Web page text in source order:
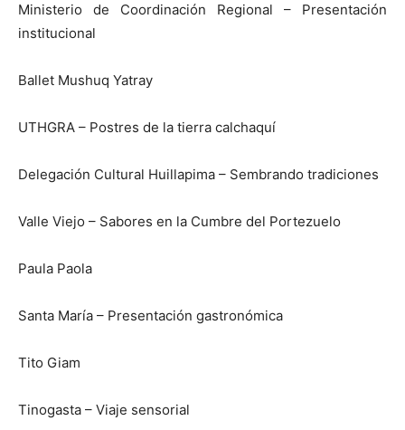
Ministerio de Coordinación Regional – Presentación
institucional
Ballet Mushuq Yatray
UTHGRA – Postres de la tierra calchaquí
Delegación Cultural Huillapima – Sembrando tradiciones
Valle Viejo – Sabores en la Cumbre del Portezuelo
Paula Paola
Santa María – Presentación gastronómica
Tito Giam
Tinogasta – Viaje sensorial